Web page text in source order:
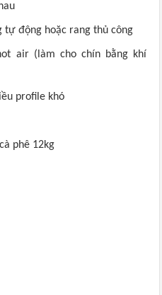
tự động hoặc rang thủ công
air (làm cho chín bằng khí
profile khó
phê 12kg